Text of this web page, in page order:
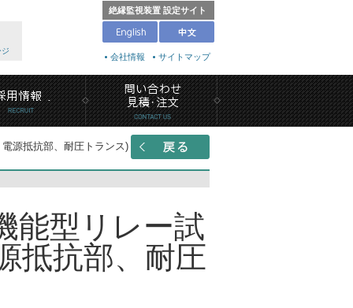
絶縁監視装置 設定サイト
会社情報 サイトマップ
源抵抗部、耐圧トランス)
能型リレー試
抵抗部、耐圧